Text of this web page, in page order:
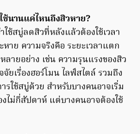
นานแค่ไหนถึงสิวหาย?
ช้สบู่ลดสิวที่หลังแล้วต้องใช้เวลา
าย ความจริงคือ ระยะเวลาแตก
ายอย่าง เช่น ความรุนแรงของสิว
ยเรื่องฮอร์โมน ไลฟ์สไตล์ รวมถึง
ใช้สบู่ด้วย สำหรับบางคนอาจเริ่ม
ไม่กี่สัปดาห์ แต่บางคนอาจต้องใช้